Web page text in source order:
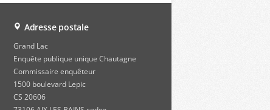
Adresse postale
Grand Lac
Enquête publique unique Chautagne
Commissaire enquêteur
1500 boulevard Lepic
CS 20606